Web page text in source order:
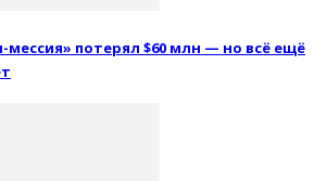
потерял $60 млн — но всё ещё